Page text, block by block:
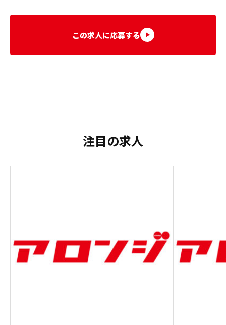
この求人に応募する
注目の求人